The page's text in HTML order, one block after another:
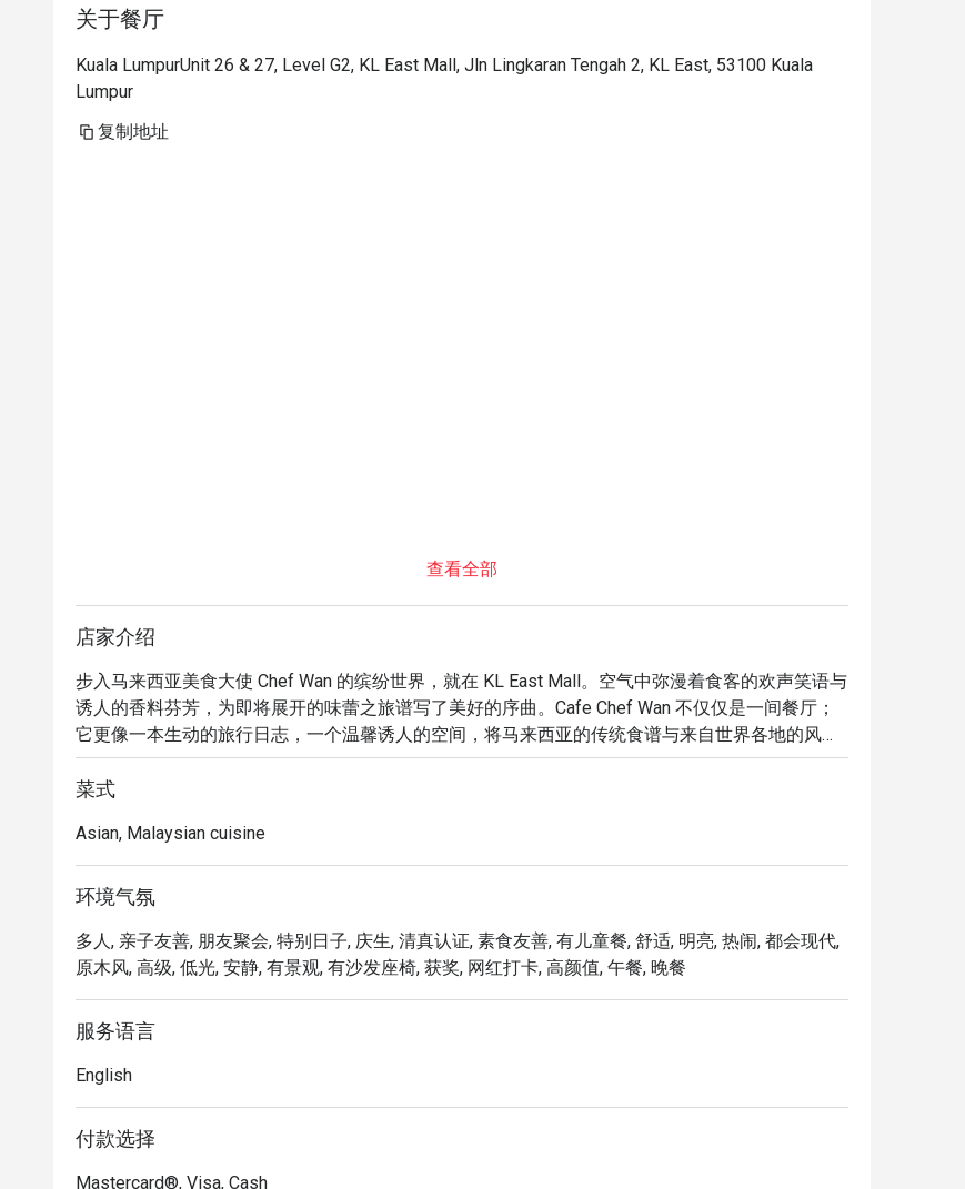
关于餐厅
Kuala LumpurUnit 26 & 27, Level G2, KL East Mall, Jln Lingkaran Tengah 2, KL East, 53100 Kuala
Lumpur
复制地址
查看全部
店家介绍
步入马来西亚美食大使 Chef Wan 的缤纷世界，就在 KL East Mall。空气中弥漫着食客的欢声笑语与
诱人的香料芬芳，为即将展开的味蕾之旅谱写了美好的序曲。Cafe Chef Wan 不仅仅是一间餐厅；
它更像一本生动的旅行日志，一个温馨诱人的空间，将马来西亚的传统食谱与来自世界各地的风味
巧妙融合。这家吉隆坡备受喜爱的餐厅，让您的每一餐都充满仪式感。
菜单读起来就像一本精彩的故事书，每一道菜都是 Chef Wan 环球旅行中的心头好，您一定会为此
着迷。想象一下，品尝着一道香气浓郁的咖喱或完美烧烤的杰作，每一口都是他对料理热情的最佳
见证。雅致而舒适的装潢，让每个角落都值得拍照留念，为那些用心与专业烹调的美食，提供了最
🍽️ 精选推荐
・Cik Aini's Mee Rebus｜浓郁的番薯酱汁淋在黄面上，是主厨 Wan 的家传秘方食谱。
・Laksa Johor｜源自南部的经典风味，以鱼肉为基底的浓郁奶香酱汁，搭配意大利面享用。
🥤 招牌饮品
・多款清爽的在地茗茶、热带果汁及无酒精特调饮品，沁凉解渴。
菜式
Asian, Malaysian cuisine
环境气氛
多人, 亲子友善, 朋友聚会, 特别日子, 庆生, 清真认证, 素食友善, 有儿童餐, 舒适, 明亮, 热闹, 都会现代,
原木风, 高级, 低光, 安静, 有景观, 有沙发座椅, 获奖, 网红打卡, 高颜值, 午餐, 晚餐
服务语言
English
付款选择
Mastercard®, Visa, Cash